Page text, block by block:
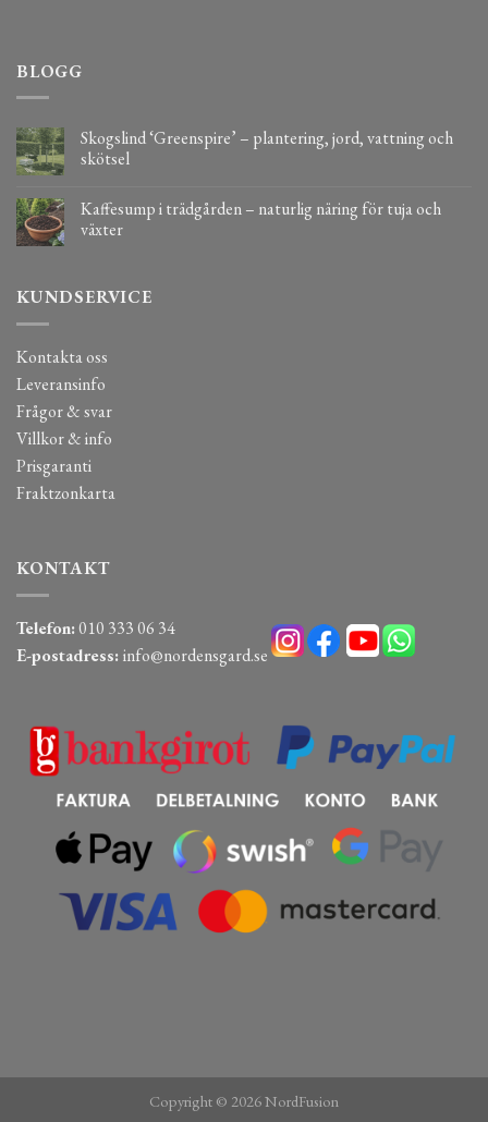
BLOGG
Skogslind ‘Greenspire’ – plantering, jord, vattning och
skötsel
Kaffesump i trädgården – naturlig näring för tuja och
växter
KUNDSERVICE
Kontakta oss
Leveransinfo
Frågor & svar
Villkor & info
Prisgaranti
Fraktzonkarta
KONTAKT
Telefon:010 333 06 34
E-postadress: info@nordensgard.se
Copyright © 2026 NordFusion